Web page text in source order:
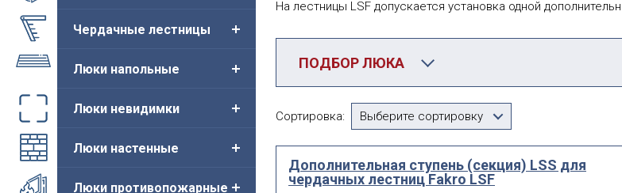
Чердачные лестницы
Люки напольные
Люки невидимки
Люки настенные
Люки противопожарные
На лестницы LSF допускается установка одной
ПОДБОР ЛЮКА
По посадочному
размеру
мм
мм
Сортировка: Выберите сортировку
Дополнительная ступень (секция) LSS для
чердачных лестниц Fakro LSF